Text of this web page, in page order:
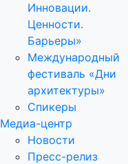
Инновации.
Ценности.
Барьеры»
Международный
фестиваль «Дни
архитектуры»
Спикеры
Медиа-центр
Новости
Пресс-релиз